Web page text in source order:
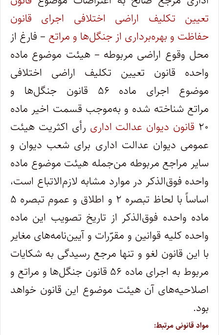
تعیین تکلیف اراضی اختلافی اجرای قانون
حفاظت و بهره‌برداری از جنگل‌ها و مراتع – فارغ از
محل وقوع اراضی مربوطه – هیئت موضوع ماده
واحده قانون تعیین تکلیف اراضی اختلافی
موضوع اجرای ماده ۵۶ قانون جنگل‌ها و
مراتع شناخته شده و به‌موجب قسمت اخیر ماده
۲۰ قانون دیوان عدالت اداری رأی اکثریت هیئت
عمومی دیوان عدالت اداری برای شعب دیوان و
سایر مراجع مربوطه من‌جمله هیئت موضوع ماده
واحده فوق‌الذکر در موارد مشابه لازم‌الاتباع است،
اساساً با لحاظ تبصره ۲ و اطلاق و عموم تبصره ۵
ماده واحده فوق‌الذکر از تاریخ تصویب این ماده
واحده کلیه قوانین و مقرّرات و آیین‌نامه‌های مغایر
با این قانون لغو و تنها مرجع رسیدگی به شکایات
مربوط به اجرای ماده ۵۶ قانون جنگل‌ها و مراتع و
اصلاحیه‌های آن هیئت موضوع این قانون خواهد
بود.
مواد قانونی مرتبط: